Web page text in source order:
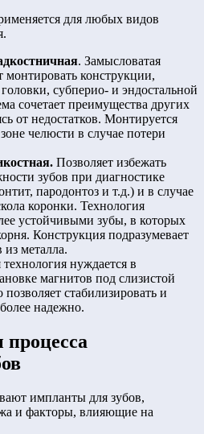
для любых видов
. Замысловатая
монтировать конструкции,
субперио- и эндостальной
сочетает преимущества других
от недостатков. Монтируется
челюсти в случае потери
Позволяет избежать
зубов при диагностике
пародонтоз и т.д.) и в случае
коронки. Технология
устойчивыми зубы, в которых
Конструкция подразумевает
металла.
технология нуждается в
магнитов под слизистой
стабилизировать и
надежно.
импланты для зубов,
и факторы, влияющие на